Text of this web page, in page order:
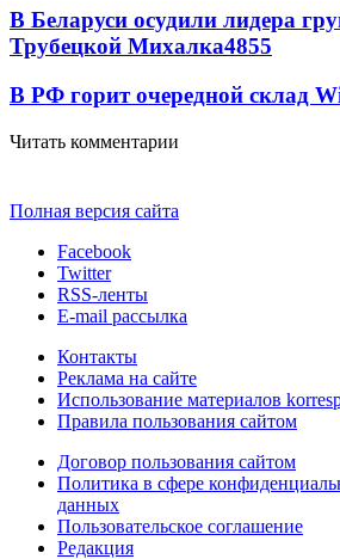
В Беларуси осудили лидера
Трубецкой Михалка4855
В РФ горит очередной склад
Читать комментарии
Полная версия сайта
Facebook
Twitter
RSS-ленты
E-mail рассылка
Контакты
Реклама на сайте
Использование материалов
Правила пользования сайтом
Договор пользования сайтом
Политика в сфере
данных
Пользовательское соглашение
Редакция